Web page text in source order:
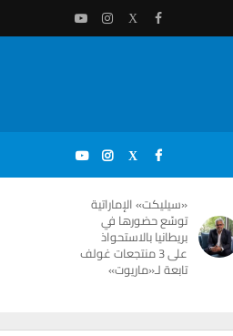
«سيليكت» الإماراتية
توسّع حضورها في
بريطانيا بالاستحواذ
على 3 منتجعات غولف
تابعة لـ«ماريوت»